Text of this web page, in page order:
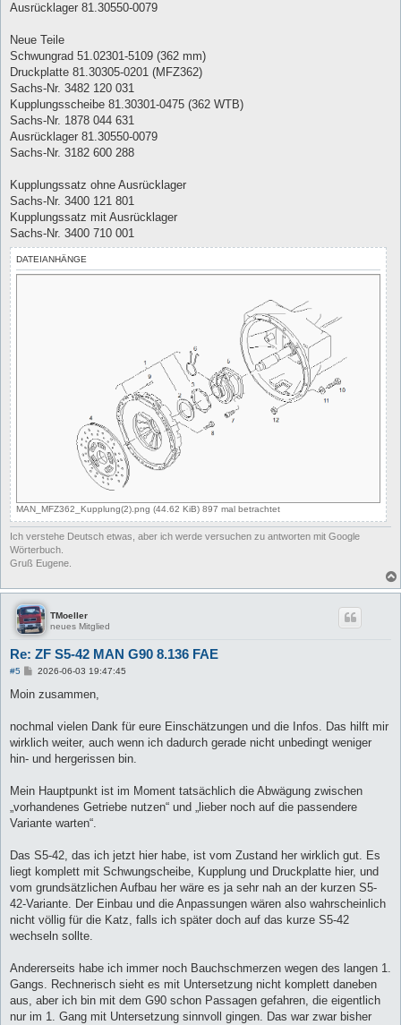
Ausrücklager 81.30550-0079
Neue Teile
Schwungrad 51.02301-5109 (362 mm)
Druckplatte 81.30305-0201 (MFZ362)
Sachs-Nr. 3482 120 031
Kupplungsscheibe 81.30301-0475 (362 WTB)
Sachs-Nr. 1878 044 631
Ausrücklager 81.30550-0079
Sachs-Nr. 3182 600 288
Kupplungssatz ohne Ausrücklager
Sachs-Nr. 3400 121 801
Kupplungssatz mit Ausrücklager
Sachs-Nr. 3400 710 001
DATEIANHÄNGE
MAN_MFZ362_Kupplung(2).png (44.62 KiB) 897 mal betrachtet
Ich verstehe Deutsch etwas, aber ich werde versuchen zu antworten mit Google
Wörterbuch.
Gruß Eugene.
TMoeller
neues Mitglied
Re: ZF S5-42 MAN G90 8.136 FAE
#5
B
i
a
2026-06-03 19:47:45
Moin zusammen,
nochmal vielen Dank für eure Einschätzungen und die Infos. Das hilft mir
wirklich weiter, auch wenn ich dadurch gerade nicht unbedingt weniger
hin- und hergerissen bin.
Mein Hauptpunkt ist im Moment tatsächlich die Abwägung zwischen
„vorhandenes Getriebe nutzen“ und „lieber noch auf die passendere
Variante warten“.
Das S5-42, das ich jetzt hier habe, ist vom Zustand her wirklich gut. Es
liegt komplett mit Schwungscheibe, Kupplung und Druckplatte hier, und
vom grundsätzlichen Aufbau her wäre es ja sehr nah an der kurzen S5-
42-Variante. Der Einbau und die Anpassungen wären also wahrscheinlich
nicht völlig für die Katz, falls ich später doch auf das kurze S5-42
wechseln sollte.
Andererseits habe ich immer noch Bauchschmerzen wegen des langen 1.
Gangs. Rechnerisch sieht es mit Untersetzung nicht komplett daneben
aus, aber ich bin mit dem G90 schon Passagen gefahren, die eigentlich
nur im 1. Gang mit Untersetzung sinnvoll gingen. Das war zwar bisher